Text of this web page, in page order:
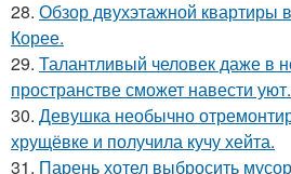
28. Обзор двухэтажной квартиры
Корее.
29. Талантливый человек даже в
пространстве сможет навести уют.
30. Девушка необычно
хрущёвке и получила кучу хейта.
31. Парень хотел выбросить